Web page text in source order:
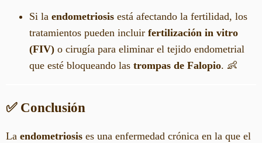
Si la endometriosis está afectando la fertilidad, los
tratamientos pueden incluir fertilización in vitro
(FIV) o cirugía para eliminar el tejido endometrial
que esté bloqueando las trompas de Falopio. 👶
✅ Conclusión
La endometriosis es una enfermedad crónica en la que el